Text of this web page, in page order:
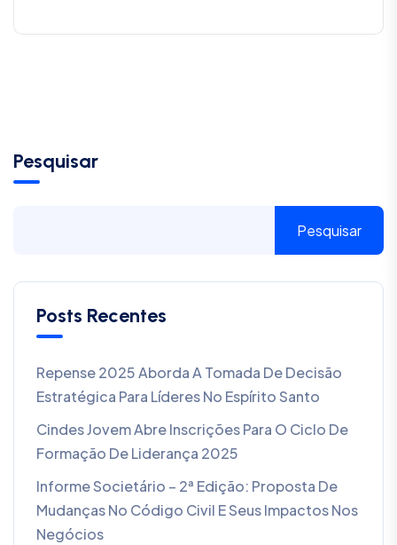
Pesquisar
Pesquisar
Posts Recentes
Repense 2025 Aborda A Tomada De Decisão
Estratégica Para Líderes No Espírito Santo
Cindes Jovem Abre Inscrições Para O Ciclo De
Formação De Liderança 2025
Informe Societário – 2ª Edição: Proposta De
Mudanças No Código Civil E Seus Impactos Nos
Negócios